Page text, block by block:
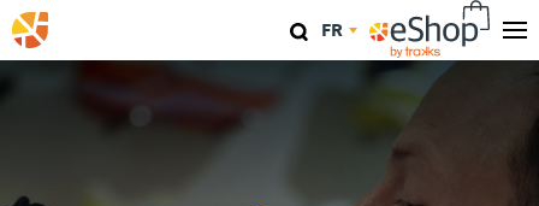
Aller
au
Nos magasins
FR